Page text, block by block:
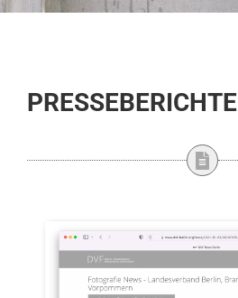
PRESSEBERICHTE